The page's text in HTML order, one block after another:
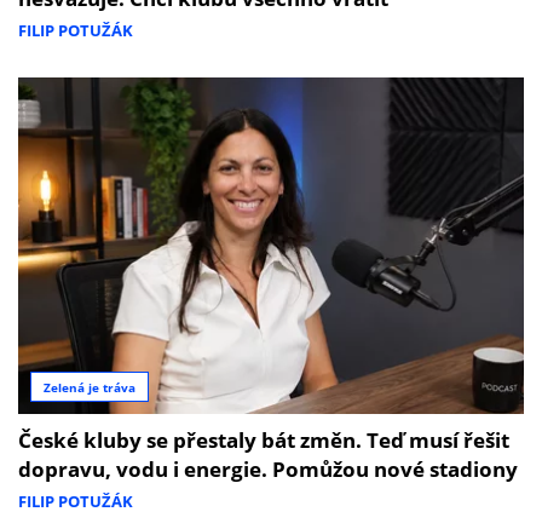
FILIP POTUŽÁK
Zelená je tráva
České kluby se přestaly bát změn. Teď musí řešit
dopravu, vodu i energie. Pomůžou nové stadiony
FILIP POTUŽÁK